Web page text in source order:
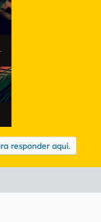
responder aquí.